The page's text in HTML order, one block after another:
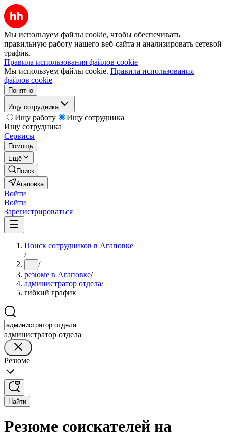
Мы используем файлы cookie, чтобы обеспечивать
правильную работу нашего веб-сайта и анализировать сетевой
трафик.
Правила использования файлов cookie
Мы используем файлы cookie. Правила использования
файлов cookie
Понятно
Ищу сотрудника
Ищу работу
Ищу сотрудника
Ищу сотрудника
Сервисы
Помощь
Ещё
Поиск
Агаповка
Войти
Войти
Зарегистрироваться
Поиск сотрудников в Агаповке
/
... /
резюме в Агаповке/
администратор отдела/
гибкий график
администратор отдела
Резюме
Найти
Резюме соискателей на